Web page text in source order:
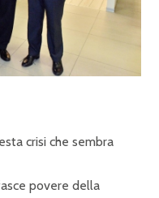
crisi che sembra
povere della